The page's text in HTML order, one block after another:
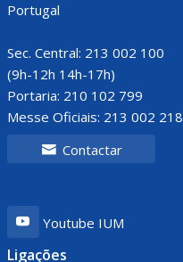
Portugal
Sec. Central: 213 002 100
(9h-12h 14h-17h)
Portaria: 210 102 799
Messe Oficiais: 213 002 218
Contactar
Youtube IUM
Ligações